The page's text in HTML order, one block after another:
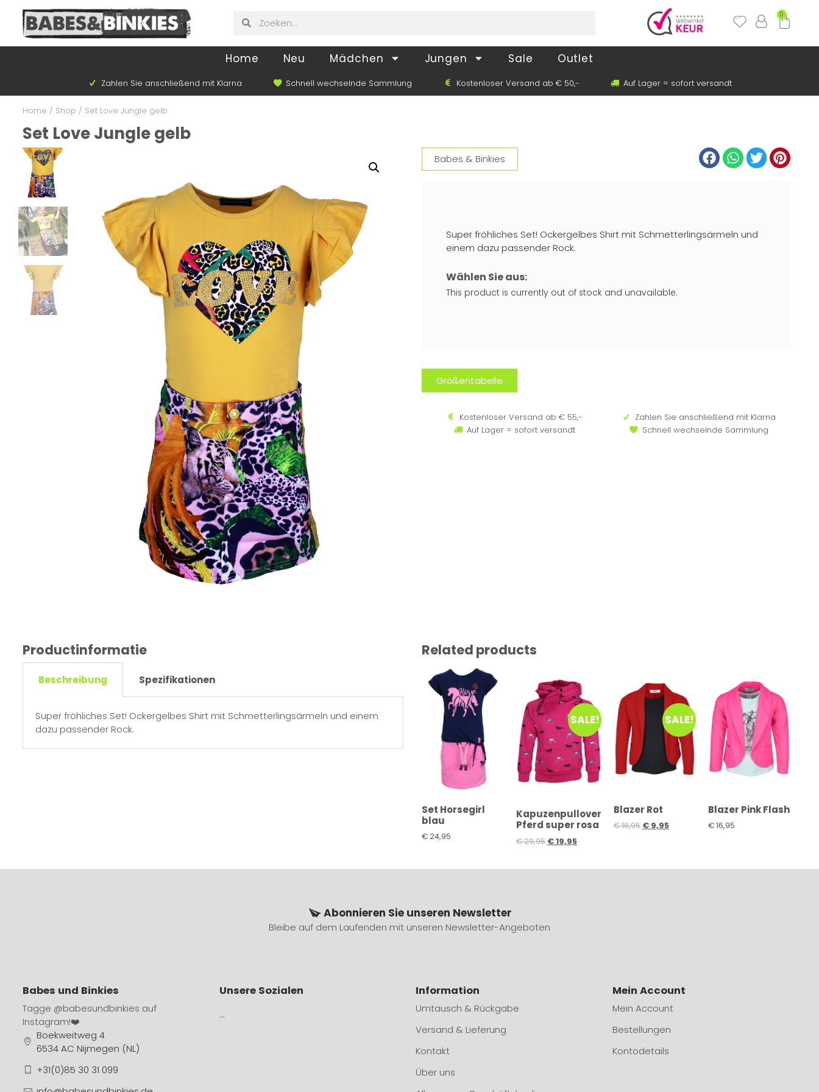
0
Home Neu Mädchen Jungen Sale Outlet
Zahlen Sie anschließend mit Klarna Schnell wechselnde Sammlung Kostenloser Versand ab € 50,- Auf Lager = sofort versandt
Home / Shop / Set Love Jungle gelb
Set Love Jungle gelb
Babes & Binkies
Super fröhliches Set! Ockergelbes Shirt mit Schmetterlingsärmeln und
einem dazu passender Rock.
Wählen Sie aus:
This product is currently out of stock and unavailable.
Größentabelle
Kostenloser Versand ab € 55,-
Auf Lager = sofort versandt
Zahlen Sie anschließend mit Klarna
Schnell wechselnde Sammlung
Productinformatie
Beschreibung Spezifikationen
Super fröhliches Set! Ockergelbes Shirt mit Schmetterlingsärmeln und einem
dazu passender Rock.
Related products
Set Horsegirl
blau
€24,95
SALE!
Kapuzenpullover
Pferd super rosa
€29,95 €19,95
SALE!
Blazer Rot
€16,95 € 9,95
Blazer Pink Flash
€16,95
Abonnieren Sie unseren Newsletter
Bleibe auf dem Laufenden mit unseren Newsletter-Angeboten
Babes und Binkies
Tagge @babesundbinkies auf
Instagram!❤️
Boekweitweg 4
6534 AC Nijmegen (NL)
+31(0)85 30 31 099
Unsere Sozialen
…
Information
Umtausch & Rückgabe
Versand & Lieferung
Kontakt
Über uns
Mein Account
Mein Account
Bestellungen
Kontodetails